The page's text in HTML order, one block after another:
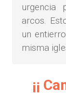
urgencia
arcos.
un
misma
¡¡